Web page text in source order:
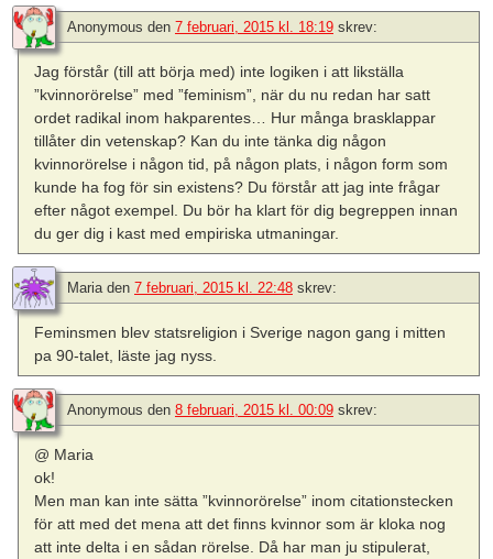
Anonymous den 7 februari, 2015 kl. 18:19 skrev:
Jag förstår (till att börja med) inte logiken i att likställa
”kvinnorörelse” med ”feminism”, när du nu redan har satt
ordet radikal inom hakparentes… Hur många brasklappar
tillåter din vetenskap? Kan du inte tänka dig någon
kvinnorörelse i någon tid, på någon plats, i någon form som
kunde ha fog för sin existens? Du förstår att jag inte frågar
efter något exempel. Du bör ha klart för dig begreppen innan
du ger dig i kast med empiriska utmaningar.
Maria den 7 februari, 2015 kl. 22:48 skrev:
Feminsmen blev statsreligion i Sverige nagon gang i mitten
pa 90-talet, läste jag nyss.
Anonymous den 8 februari, 2015 kl. 00:09 skrev:
@ Maria
ok!
Men man kan inte sätta ”kvinnorörelse” inom citationstecken
för att med det mena att det finns kvinnor som är kloka nog
att inte delta i en sådan rörelse. Då har man ju stipulerat,